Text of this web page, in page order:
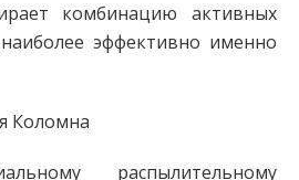
комбинацию активных
эффективно именно
распылительному